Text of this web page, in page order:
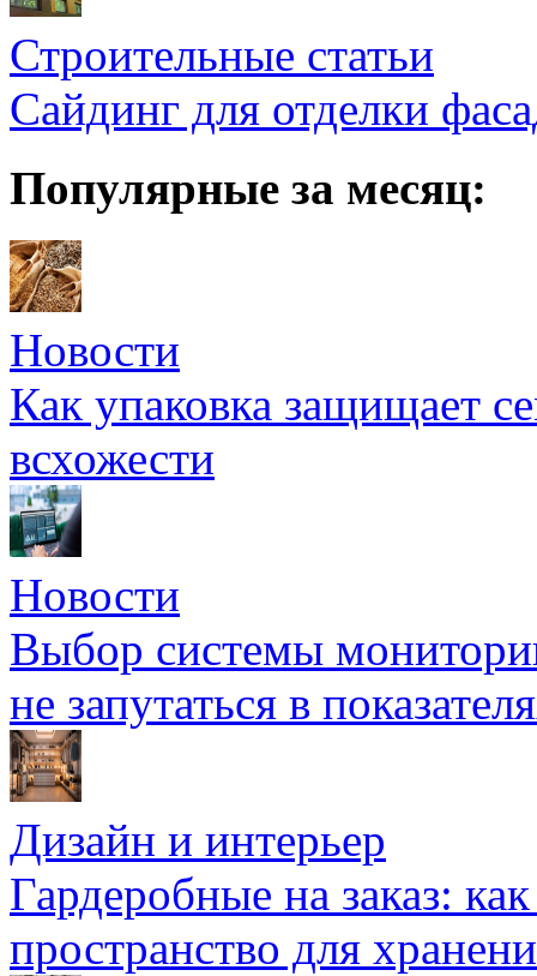
Строительные статьи
Сайдинг для отделки
Популярные за месяц:
Новости
Как упаковка защищает
всхожести
Новости
Выбор системы
не запутаться в
Дизайн и интерьер
Гардеробные на заказ:
пространство для